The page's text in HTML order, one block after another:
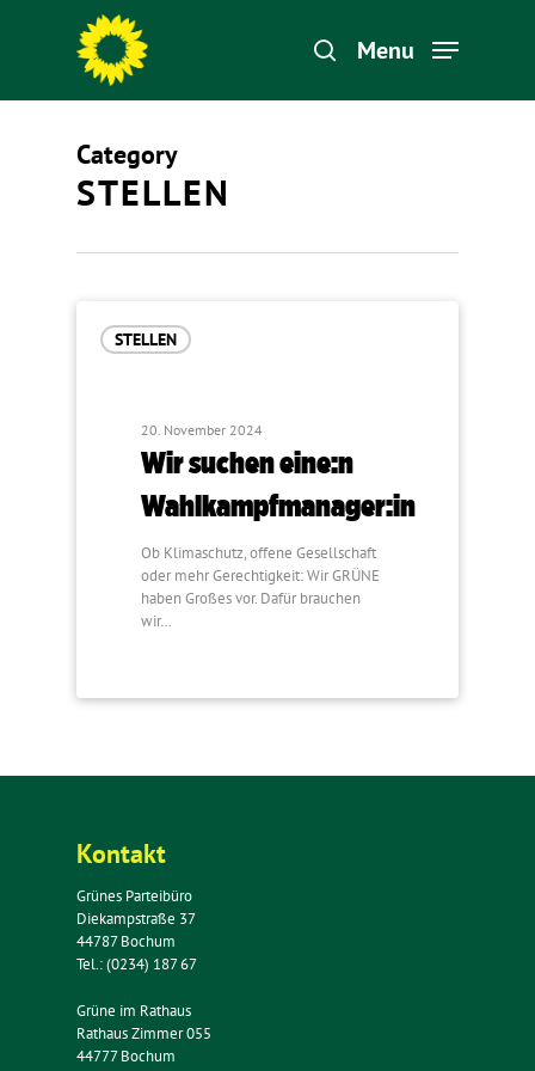
Hit enter to search or ESC to close
Menu
Category
STELLEN
STELLEN
20. November 2024
Wir suchen eine:n
Wahlkampfmanager:in
Ob Klimaschutz, offene Gesellschaft
oder mehr Gerechtigkeit: Wir GRÜNE
haben Großes vor. Dafür brauchen
wir…
Kontakt
Grünes Parteibüro
Diekampstraße 37
44787 Bochum
Tel.: (0234) 187 67
Grüne im Rathaus
Rathaus Zimmer 055
44777 Bochum